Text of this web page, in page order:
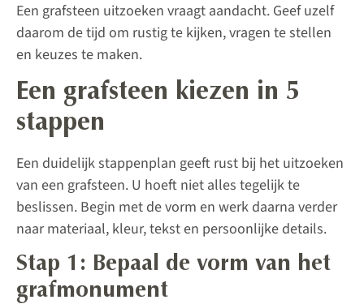
Een grafsteen uitzoeken vraagt aandacht. Geef uzelf
daarom de tijd om rustig te kijken, vragen te stellen
en keuzes te maken.
Een grafsteen kiezen in 5
stappen
Een duidelijk stappenplan geeft rust bij het uitzoeken
van een grafsteen. U hoeft niet alles tegelijk te
beslissen. Begin met de vorm en werk daarna verder
naar materiaal, kleur, tekst en persoonlijke details.
Stap 1: Bepaal de vorm van het
grafmonument